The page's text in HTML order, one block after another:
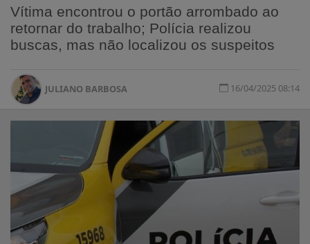
Vítima encontrou o portão arrombado ao
retornar do trabalho; Polícia realizou
buscas, mas não localizou os suspeitos
JULIANO BARBOSA 16/04/2025 08:14